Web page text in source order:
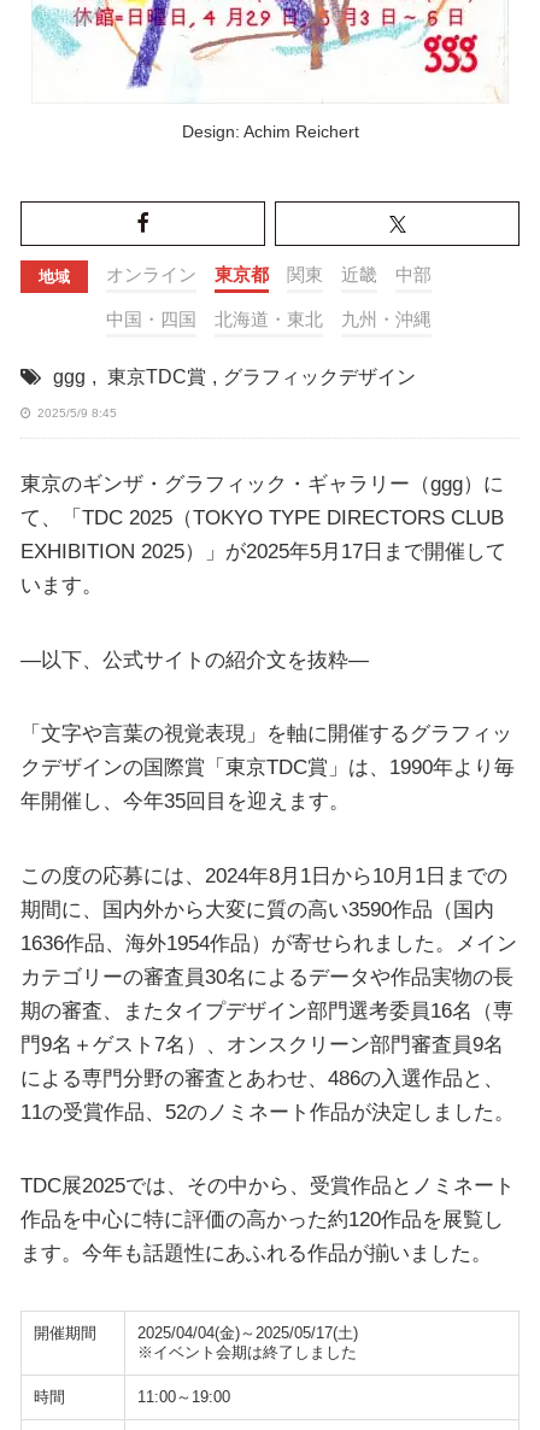
Design: Achim Reichert
地域 オンライン 東京都 関東 近畿 中部
中国・四国 北海道・東北 九州・沖縄
ggg , 東京TDC賞 , グラフィックデザイン
2025/5/9 8:45
東京のギンザ・グラフィック・ギャラリー（ggg）に
て、「TDC 2025（TOKYO TYPE DIRECTORS CLUB
EXHIBITION 2025）」が2025年5月17日まで開催して
います。
—以下、公式サイトの紹介文を抜粋—
「文字や言葉の視覚表現」を軸に開催するグラフィッ
クデザインの国際賞「東京TDC賞」は、1990年より毎
年開催し、今年35回目を迎えます。
この度の応募には、2024年8月1日から10月1日までの
期間に、国内外から大変に質の高い3590作品（国内
1636作品、海外1954作品）が寄せられました。メイン
カテゴリーの審査員30名によるデータや作品実物の長
期の審査、またタイプデザイン部門選考委員16名（専
門9名＋ゲスト7名）、オンスクリーン部門審査員9名
による専門分野の審査とあわせ、486の入選作品と、
11の受賞作品、52のノミネート作品が決定しました。
TDC展2025では、その中から、受賞作品とノミネート
作品を中心に特に評価の高かった約120作品を展覧し
ます。今年も話題性にあふれる作品が揃いました。
開催期間
2025/04/04(金)～2025/05/17(土)
※イベント会期は終了しました
時間 11:00～19:00